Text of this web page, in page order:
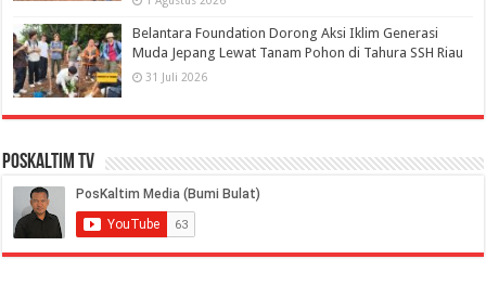
Belantara Foundation Dorong Aksi Iklim Generasi
Muda Jepang Lewat Tanam Pohon di Tahura SSH Riau
31 Juli 2026
PosKaltim TV